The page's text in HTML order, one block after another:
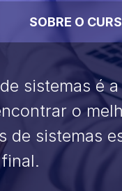
SOBRE O
sistemas é
o
de sistemas